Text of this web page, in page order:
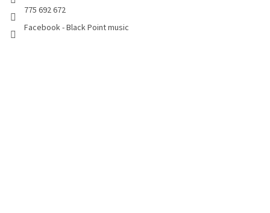
775 692 672
Facebook - Black Point music